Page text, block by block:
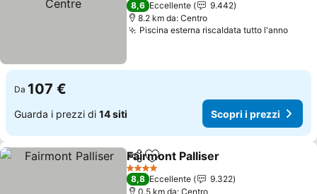
8,6 Eccellente
9.442
8.2 km da: Centro
Piscina esterna riscaldata tutto l'anno
Da 107 €
Guarda i prezzi di 14 siti Scopri i prezzi
CondividiAggiungi ai preferiti
Fairmont Palliser
4 Stelle
8,8 Eccellente
9.322
0.5 km da: Centro